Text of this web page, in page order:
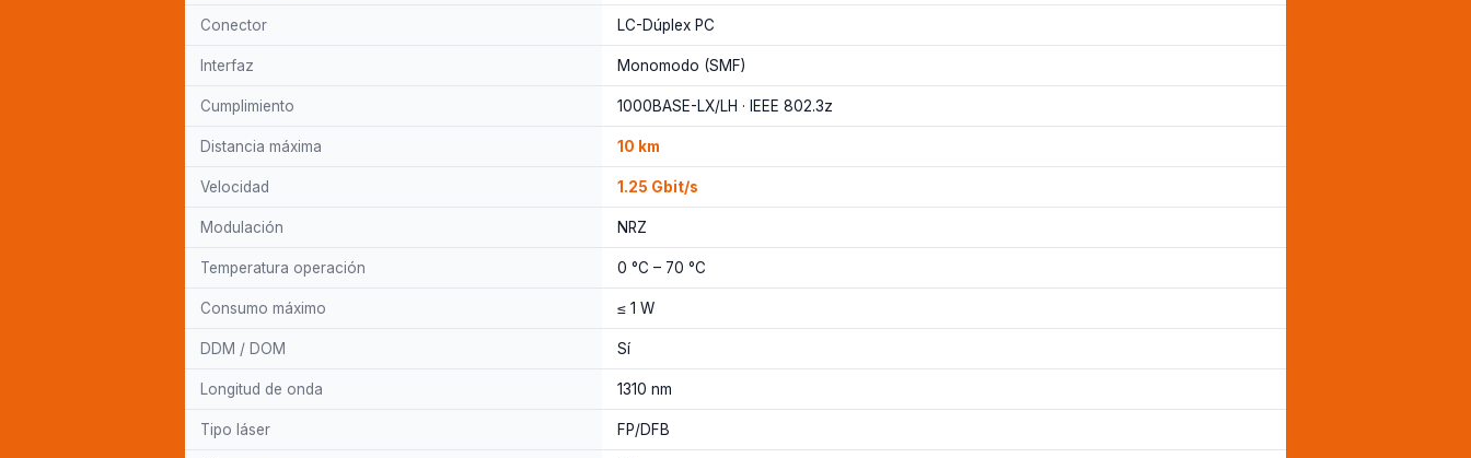
Conector LC-Dúplex PC
Interfaz Monomodo (SMF)
Cumplimiento 1000BASE-LX/LH · IEEE 802.3z
Distancia máxima 10 km
Velocidad 1.25 Gbit/s
Modulación NRZ
Temperatura operación 0 °C – 70 °C
Consumo máximo ≤ 1 W
DDM / DOM Sí
Longitud de onda 1310 nm
Tipo láser FP/DFB